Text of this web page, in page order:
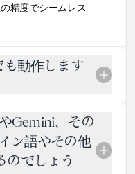
精度でシームレス
も動作します
ェアに直接組み込む
、スペイン語のAI検
Gemini、その
ン語やその他
のでしょう